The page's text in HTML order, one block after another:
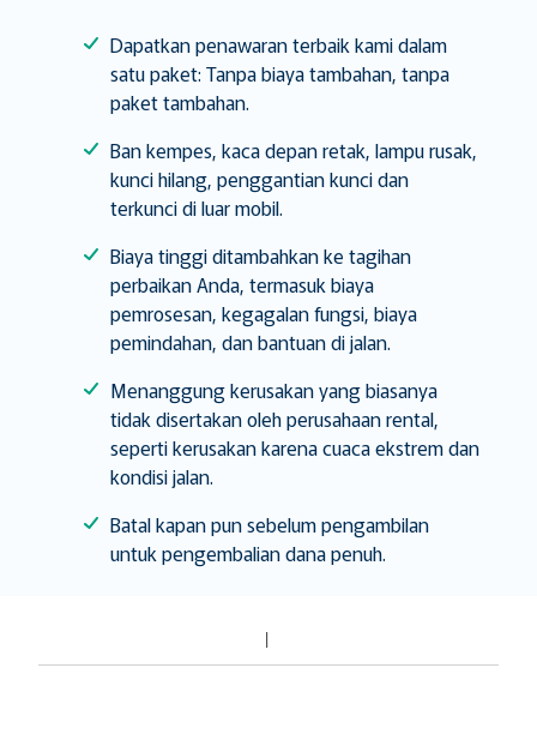
Dapatkan penawaran terbaik kami dalam
satu paket: Tanpa biaya tambahan, tanpa
paket tambahan.
Ban kempes, kaca depan retak, lampu rusak,
kunci hilang, penggantian kunci dan
terkunci di luar mobil.
Biaya tinggi ditambahkan ke tagihan
perbaikan Anda, termasuk biaya
pemrosesan, kegagalan fungsi, biaya
pemindahan, dan bantuan di jalan.
Menanggung kerusakan yang biasanya
tidak disertakan oleh perusahaan rental,
seperti kerusakan karena cuaca ekstrem dan
kondisi jalan.
Batal kapan pun sebelum pengambilan
untuk pengembalian dana penuh.